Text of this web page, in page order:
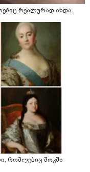
რეალურად ახდა
რომლებიც შოკში